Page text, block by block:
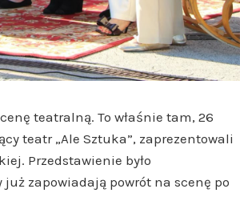
teatralną. To właśnie tam, 26
teatr „Ale Sztuka”, zaprezentowali
Przedstawienie było
zapowiadają powrót na scenę po